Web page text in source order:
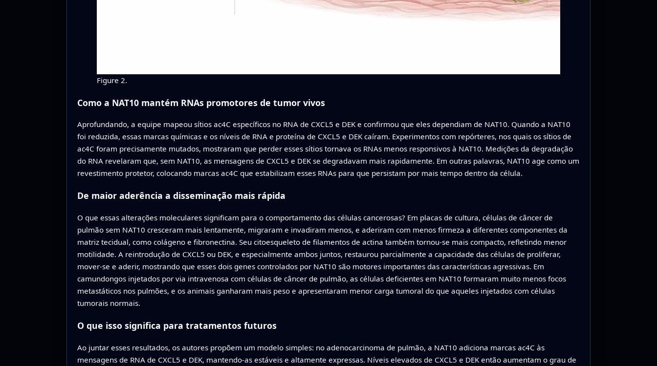
Figure 2.
Como a NAT10 mantém RNAs promotores de tumor vivos
Aprofundando, a equipe mapeou sítios ac4C específicos no RNA de CXCL5 e DEK e confirmou que eles dependiam de NAT10. Quando a NAT10
foi reduzida, essas marcas químicas e os níveis de RNA e proteína de CXCL5 e DEK caíram. Experimentos com repórteres, nos quais os sítios de
ac4C foram precisamente mutados, mostraram que perder esses sítios tornava os RNAs menos responsivos à NAT10. Medições da degradação
do RNA revelaram que, sem NAT10, as mensagens de CXCL5 e DEK se degradavam mais rapidamente. Em outras palavras, NAT10 age como um
revestimento protetor, colocando marcas ac4C que estabilizam esses RNAs para que persistam por mais tempo dentro da célula.
De maior aderência a disseminação mais rápida
O que essas alterações moleculares significam para o comportamento das células cancerosas? Em placas de cultura, células de câncer de
pulmão sem NAT10 cresceram mais lentamente, migraram e invadiram menos, e aderiram com menos firmeza a diferentes componentes da
matriz tecidual, como colágeno e fibronectina. Seu citoesqueleto de filamentos de actina também tornou-se mais compacto, refletindo menor
motilidade. A reintrodução de CXCL5 ou DEK, e especialmente ambos juntos, restaurou parcialmente a capacidade das células de proliferar,
mover-se e aderir, mostrando que esses dois genes controlados por NAT10 são motores importantes das características agressivas. Em
camundongos injetados por via intravenosa com células de câncer de pulmão, as células deficientes em NAT10 formaram muito menos focos
metastáticos nos pulmões, e os animais ganharam mais peso e apresentaram menor carga tumoral do que aqueles injetados com células
tumorais normais.
O que isso significa para tratamentos futuros
Ao juntar esses resultados, os autores propõem um modelo simples: no adenocarcinoma de pulmão, a NAT10 adiciona marcas ac4C às
mensagens de RNA de CXCL5 e DEK, mantendo-as estáveis e altamente expressas. Níveis elevados de CXCL5 e DEK então aumentam o grau de